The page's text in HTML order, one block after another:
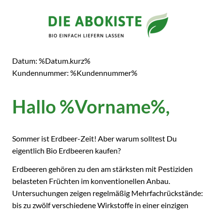
Datum: %Datum.kurz%
Kundennummer: %Kundennummer%
Hallo %Vorname%,
Sommer ist Erdbeer-Zeit! Aber warum solltest Du
eigentlich Bio Erdbeeren kaufen?
Erdbeeren gehören zu den am stärksten mit Pestiziden
belasteten Früchten im konventionellen Anbau.
Untersuchungen zeigen regelmäßig Mehrfachrückstände:
bis zu zwölf verschiedene Wirkstoffe in einer einzigen